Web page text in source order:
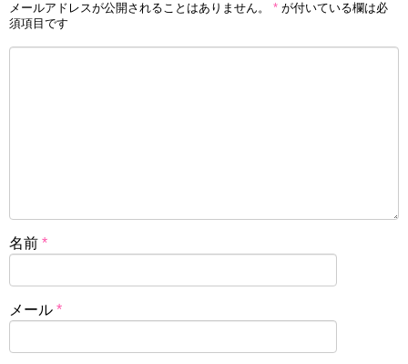
メールアドレスが公開されることはありません。 * が付いている欄は必
須項目です
名前 *
メール *